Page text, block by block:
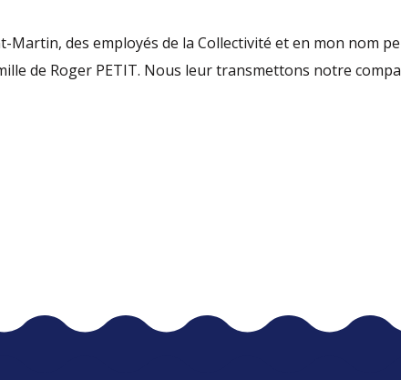
Martin, des employés de la Collectivité et en mon nom
de Roger PETIT. Nous leur transmettons notre